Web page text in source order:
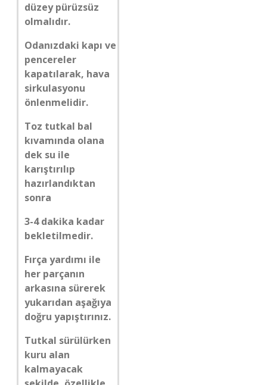
düzey pürüzsüz
olmalıdır.
Odanızdaki kapı ve
pencereler
kapatılarak, hava
sirkulasyonu
önlenmelidir.
Toz tutkal bal
kıvamında olana
dek su ile
karıştırılıp
hazırlandıktan
sonra
3-4 dakika kadar
bekletilmedir.
Fırça yardımı ile
her parçanın
arkasına sürerek
yukarıdan aşağıya
doğru yapıştırınız.
Tutkal sürülürken
kuru alan
kalmayacak